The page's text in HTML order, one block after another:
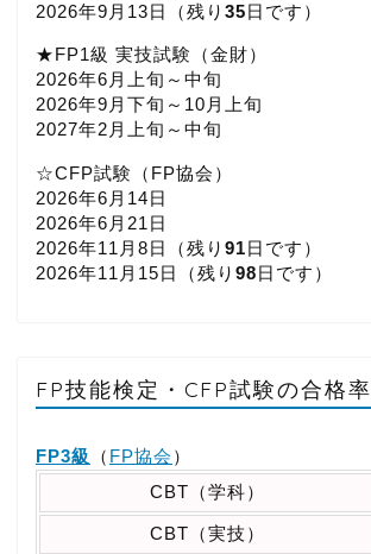
2026年9月13日（残り 35日です）
★FP1級 実技試験（金財）
2026年6月上旬～中旬
2026年9月下旬～10月上旬
2027年2月上旬～中旬
☆CFP試験（FP協会）
2026年6月14日
2026年6月21日
2026年11月8日（残り 91日です）
2026年11月15日（残り 98日です）
FP技能検定・CFP試験の合格率
FP3級 （ FP協会 ）
CBT（学科）
CBT（実技）